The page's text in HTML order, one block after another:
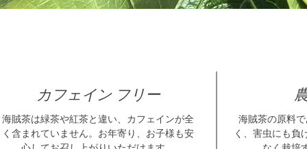
カフェイン フリー
海賊茶は緑茶や紅茶と違い、カフェインが全
く含まれていません。お年寄り、お子様も安
海賊茶の原料
く、害虫にも負